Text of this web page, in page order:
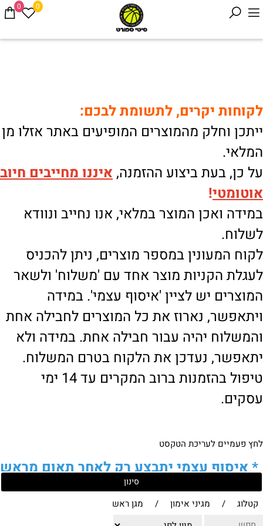
0 0
לקוחות יקרים, לתשומת לבכם:
ייתכן וחלק מהמוצרים המופיעים באתר אזלו מן
המלאי.
על כן, בעת ביצוע ההזמנה, איננו מחייבים חיוב
אוטומטי!
במידה ואכן המוצר במלאי, אנו נחייב ונוודא
לשלוח.
לקוח המעונין במספר מוצרים, ניתן להכניס
לעגלת הקניות מוצר אחד עם 'משלוח' ולשאר
המוצרים יש לציין 'איסוף עצמי'. במידה
ויתאפשר, נארוז את כל המוצרים לחבילה אחת
והמשלוח יהיה עבור חבילה אחת. במידה ולא
יתאפשר, נעדכן את הלקוח בטרם המשלוח.
טיפול בהזמנות ברוב המקרים עד 14 ימי
עסקים.
לחץ פעמיים לעריכת הטקסט
*איסוף עצמי יתבצע רק לאחר תאום מראש
של הלקוח מול נציגנו!
לבירור נוסף ניתן ליצור עמנו קשר:
סינון
קטלוג / מגיני אימון / מגן ראש